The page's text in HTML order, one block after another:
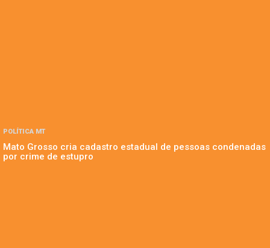
POLÍTICA MT
Mato Grosso cria cadastro estadual de pessoas condenadas
por crime de estupro